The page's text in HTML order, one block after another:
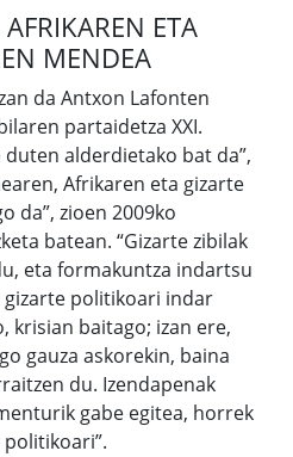
ETA
MENDEA
da Antxon Lafonten
partaidetza XXI.
alderdietako bat da”,
Afrikaren eta gizarte
da”, zioen 2009ko
batean. “Gizarte zibilak
eta formakuntza indartsu
politikoari indar
krisian baitago; izan ere,
gauza askorekin, baina
du. Izendapenak
gabe egitea, horrek